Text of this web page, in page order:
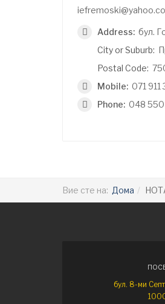
Address: бул.
City or Suburb:
Postal Code:
Mobile: 071 911
Phone: 048 550
Вие сте на: Дома
бул. 8-ми